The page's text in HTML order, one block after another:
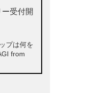
プは何を
from